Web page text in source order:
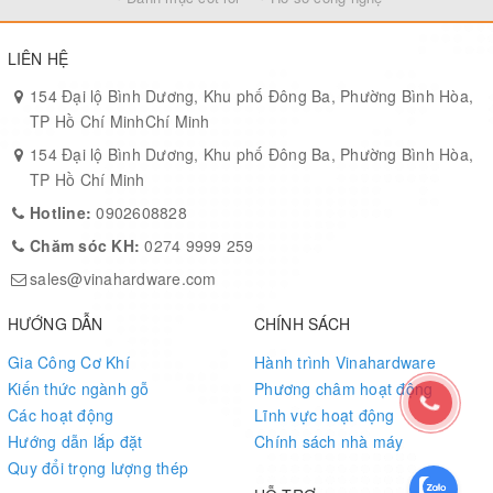
Lợi ích mang lại:
Tăng giá trị thẩm mỹ và tạo điểm nhấn cho không gian nội thất
Phù hợp sử dụng trong các công trình cao cấp, nhà hàng, khách
sạn, resort
Kết hợp độc đáo giữa phong cách cổ điển và hiện đại, đem lại vẻ
đẹp huyền bí, trang nghiêm
LIÊN HỆ
154 Đại lộ Bình Dương, Khu phố Đông Ba, Phường Bình Hòa,
TP Hồ Chí MinhChí Minh
154 Đại lộ Bình Dương, Khu phố Đông Ba, Phường Bình Hòa,
TP Hồ Chí Minh
Hotline:0902608828
Chăm sóc KH:0274 9999 259
sales@vinahardware.com
HƯỚNG DẪN
Gia Công Cơ Khí
Kiến thức ngành gỗ
Các hoạt động
Hướng dẫn lắp đặt
Quy đổi trọng lượng thép
CHÍNH SÁCH
Hành trình Vinahardware
Phương châm hoạt động
Lĩnh vực hoạt động
Chính sách nhà máy